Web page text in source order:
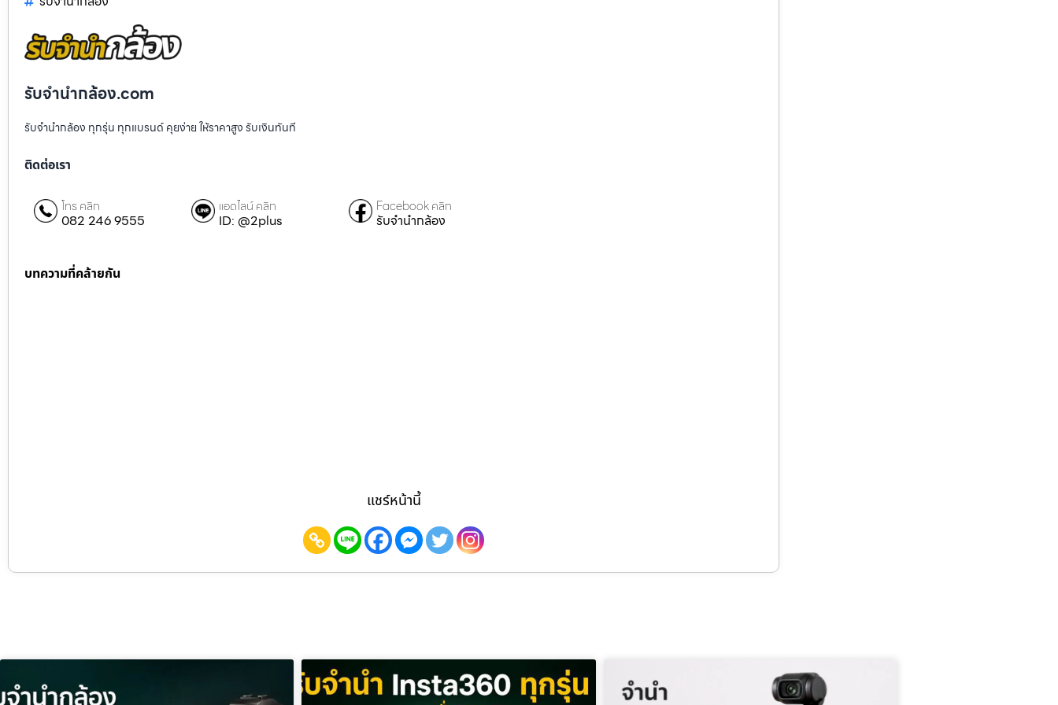
รับจํานํากล้อง.com
รับจำนำกล้อง ทุกรุ่น ทุกแบรนด์ คุยง่าย ให้ราคาสูง รับเงินทันที
ติดต่อเรา
โทร คลิก
082 246 9555
แอดไลน์ คลิก
ID: @2plus
Facebook คลิก
รับจำนำกล้อง
บทความที่คล้ายกัน
แชร์หน้านี้